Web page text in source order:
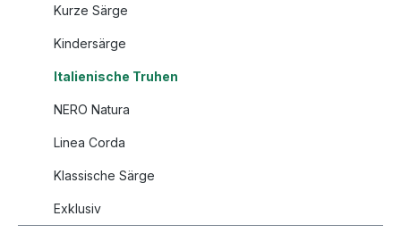
Kurze Särge
Kindersärge
Italienische Truhen
NERO Natura
Linea Corda
Klassische Särge
Exklusiv